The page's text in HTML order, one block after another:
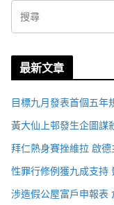
最新文章
目標九月發表首個五年
黃大仙上邨發生企圖謀
拜仁熱身賽挫維拉 啟
性罪行修例獲九成支持
涉造假公屋富戶申報表